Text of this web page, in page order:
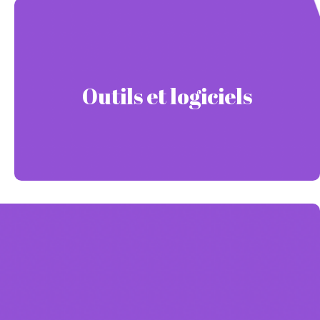
Outils et logiciels
Pour la rédaction des pages, j’ai utilisé l’outil
j’ai interviewé le client afin d’obtenir le maximum d’informations.